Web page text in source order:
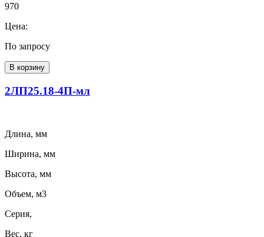
970
Цена:
По запросу
В корзину
2ЛП25.18-4П-мл
Длина, мм
Ширина, мм
Высота, мм
Объем, м3
Серия,
Вес, кг